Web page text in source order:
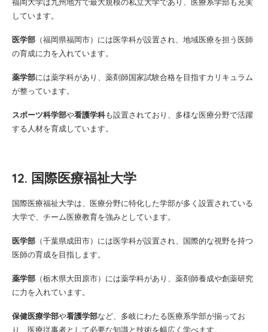
しています。
医学部 （福岡県福岡市）には医学科が設置され、地域医療を担う医師
の育成に力を入れています。
薬学部には薬学科があり、薬剤師国家試験合格を目指すカリキュラム
が整っています。
スポーツ科学部や看護学科も設置されており、多様な医療分野で活躍
する人材を育成しています。
12. 国際医療福祉大学
国際医療福祉大学は、医療分野に特化した学部が多く設置されている
大学で、チーム医療教育を強みとしています。
医学部 （千葉県成田市）には医学科が設置され、国際的な視野を持つ
医師の育成を目指します。
薬学部 （栃木県大田原市）には薬学科があり、薬剤師養成や創薬研究
に力を入れています。
保健医療学部や看護学部など、多岐にわたる医療系学部が揃ってお
り、医療従事者として必要な知識と技術を幅広く学べます。